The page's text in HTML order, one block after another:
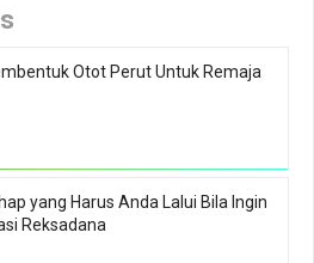
Otot Perut Untuk Remaja
yang Harus Anda Lalui Bila Ingin
Reksadana